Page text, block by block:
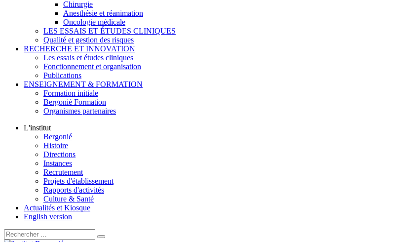
Chirurgie
Anesthésie et réanimation
Oncologie médicale
LES ESSAIS ET ÉTUDES CLINIQUES
Qualité et gestion des risques
RECHERCHE ET INNOVATION
Les essais et études cliniques
Fonctionnement et organisation
Publications
ENSEIGNEMENT & FORMATION
Formation initiale
Bergonié Formation
Organismes partenaires
L'institut
Bergonié
Histoire
Directions
Instances
Recrutement
Projets d'établissement
Rapports d'activités
Culture & Santé
Actualités et Kiosque
English version
Rechercher :